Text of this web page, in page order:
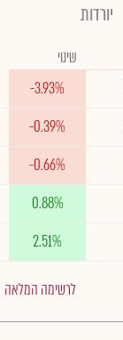
יורדות
שינוי
-3.93%
-0.39%
-0.66%
0.88%
2.51%
לרשימה המלאה